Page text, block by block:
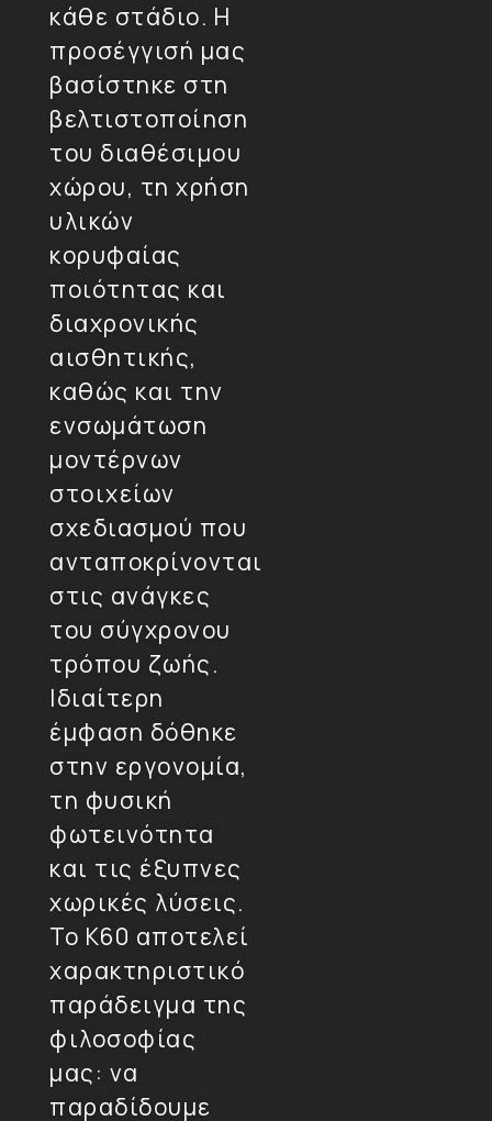
κάθε στάδιο. Η
προσέγγισή μας
βασίστηκε στη
βελτιστοποίηση
του διαθέσιμου
χώρου, τη χρήση
υλικών
κορυφαίας
ποιότητας και
διαχρονικής
αισθητικής,
καθώς και την
ενσωμάτωση
μοντέρνων
στοιχείων
σχεδιασμού που
ανταποκρίνονται
στις ανάγκες
του σύγχρονου
τρόπου ζωής.
Ιδιαίτερη
έμφαση δόθηκε
στην εργονομία,
τη φυσική
φωτεινότητα
και τις έξυπνες
χωρικές λύσεις.
Το K60 αποτελεί
χαρακτηριστικό
παράδειγμα της
φιλοσοφίας
μας: να
παραδίδουμε